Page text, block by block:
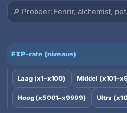
EXP-rate (niveaus)
Laag (x1–x100) Middel
Hoog (x5001–x9999) Ultra